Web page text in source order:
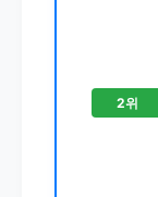
2위